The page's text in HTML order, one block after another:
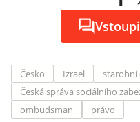
Česko Izrael
starobní
Česká správa sociálního
ombudsman
právo